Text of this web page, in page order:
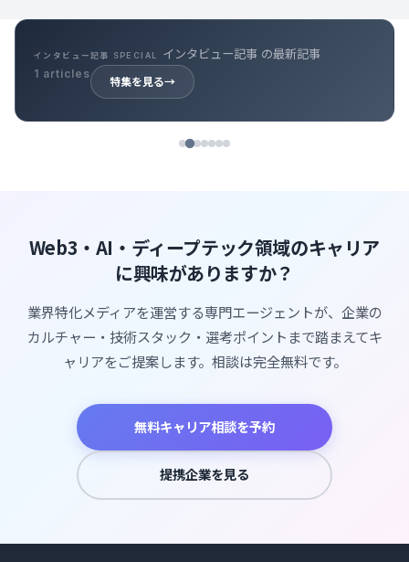
インタビュー記事 SPECIAL インタビュー記事 の最新記事
1 articles
特集を見る→
Web3・AI・ディープテック領域のキャリア
に興味がありますか？
業界特化メディアを運営する専門エージェントが、企業の
カルチャー・技術スタック・選考ポイントまで踏まえてキ
ャリアをご提案します。相談は完全無料です。
無料キャリア相談を予約
提携企業を見る